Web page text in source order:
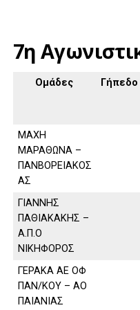
7η
Ομάδες Γήπεδο
ΜΑΧΗ
ΜΑΡΑΘΩΝΑ –
ΠΑΝΒΟΡΕΙΑΚΟΣ
ΑΣ
ΓΙΑΝΝΗΣ
ΠΑΘΙΑΚΑΚΗΣ –
Α.Π.Ο
ΝΙΚΗΦΟΡΟΣ
ΓΕΡΑΚΑ ΑΕ ΟΦ
ΠΑΝ/ΚΟΥ – ΑΟ
ΠΑΙΑΝΙΑΣ